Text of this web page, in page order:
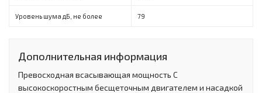
Уровень шума дБ, не более 79
Дополнительная информация
Превосходная всасывающая мощность С
высокоскоростным бесщеточным двигателем и насадкой